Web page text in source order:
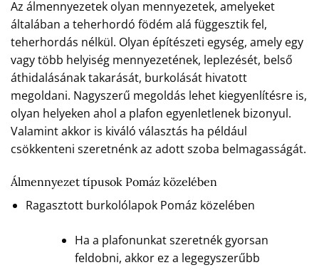
Az álmennyezetek olyan mennyezetek, amelyeket
általában a teherhordó födém alá függesztik fel,
teherhordás nélkül. Olyan építészeti egység, amely egy
vagy több helyiség mennyezetének, leplezését, belső
áthidalásának takarását, burkolását hivatott
megoldani. Nagyszerű megoldás lehet kiegyenlítésre is,
olyan helyeken ahol a plafon egyenletlenek bizonyul.
Valamint akkor is kiváló választás ha például
csökkenteni szeretnénk az adott szoba belmagasságát.
Álmennyezet típusok Pomáz közelében
Ragasztott burkolólapok Pomáz közelében
Ha a plafonunkat szeretnék gyorsan
feldobni, akkor ez a legegyszerűbb